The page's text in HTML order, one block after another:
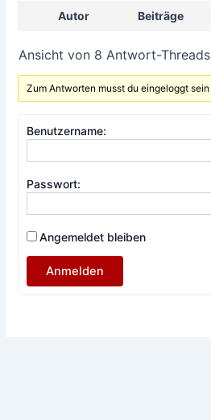
Autor Beiträge
Ansicht von 8 Antwort-Threads
Zum Antworten musst du eingeloggt sein
Benutzername:
Passwort:
Angemeldet bleiben
Anmelden